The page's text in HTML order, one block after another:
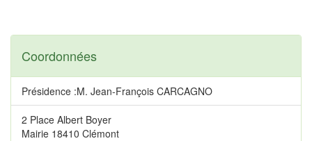
Coordonnées
Présidence :M. Jean-François CARCAGNO
2 Place Albert Boyer
Mairie 18410 Clémont